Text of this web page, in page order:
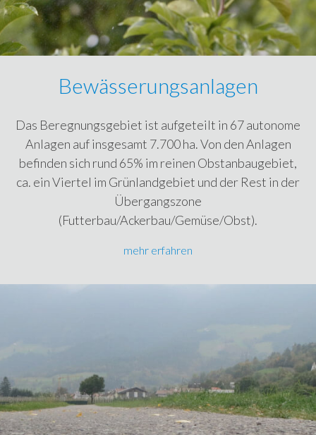
Bewässerungsanlagen
Das Beregnungsgebiet ist aufgeteilt in 67 autonome
Anlagen auf insgesamt 7.700 ha. Von den Anlagen
befinden sich rund 65% im reinen Obstanbaugebiet,
ca. ein Viertel im Grünlandgebiet und der Rest in der
Übergangszone
(Futterbau/Ackerbau/Gemüse/Obst).
mehr erfahren